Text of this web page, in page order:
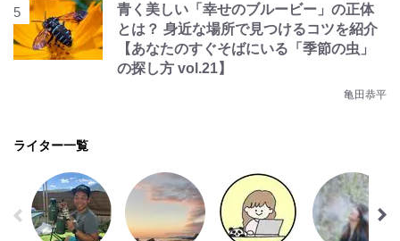
青く美しい「幸せのブルービー」の正体
とは？ 身近な場所で見つけるコツを紹介
【あなたのすぐそばにいる「季節の虫」
の探し方 vol.21】
亀田恭平
ライター一覧